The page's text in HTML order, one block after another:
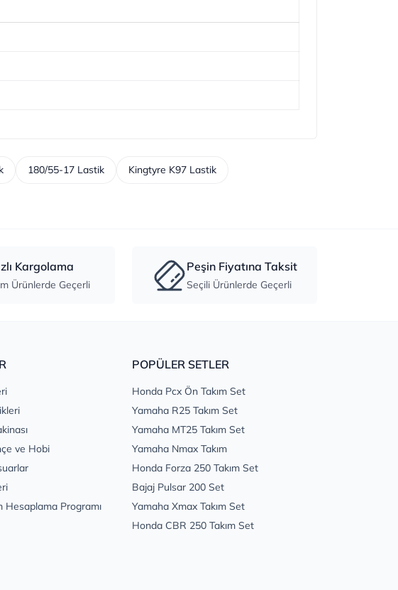
180/55-17 Lastik Kingtyre K97 Lastik
Kargolama
Ürünlerde Geçerli
Peşin Fiyatına Taksit
Seçili Ürünlerde Geçerli
ve Hobi
Hesaplama Programı
POPÜLER SETLER
Honda Pcx Ön Takım Set
Yamaha R25 Takım Set
Yamaha MT25 Takım Set
Yamaha Nmax Takım
Honda Forza 250 Takım Set
Bajaj Pulsar 200 Set
Yamaha Xmax Takım Set
Honda CBR 250 Takım Set